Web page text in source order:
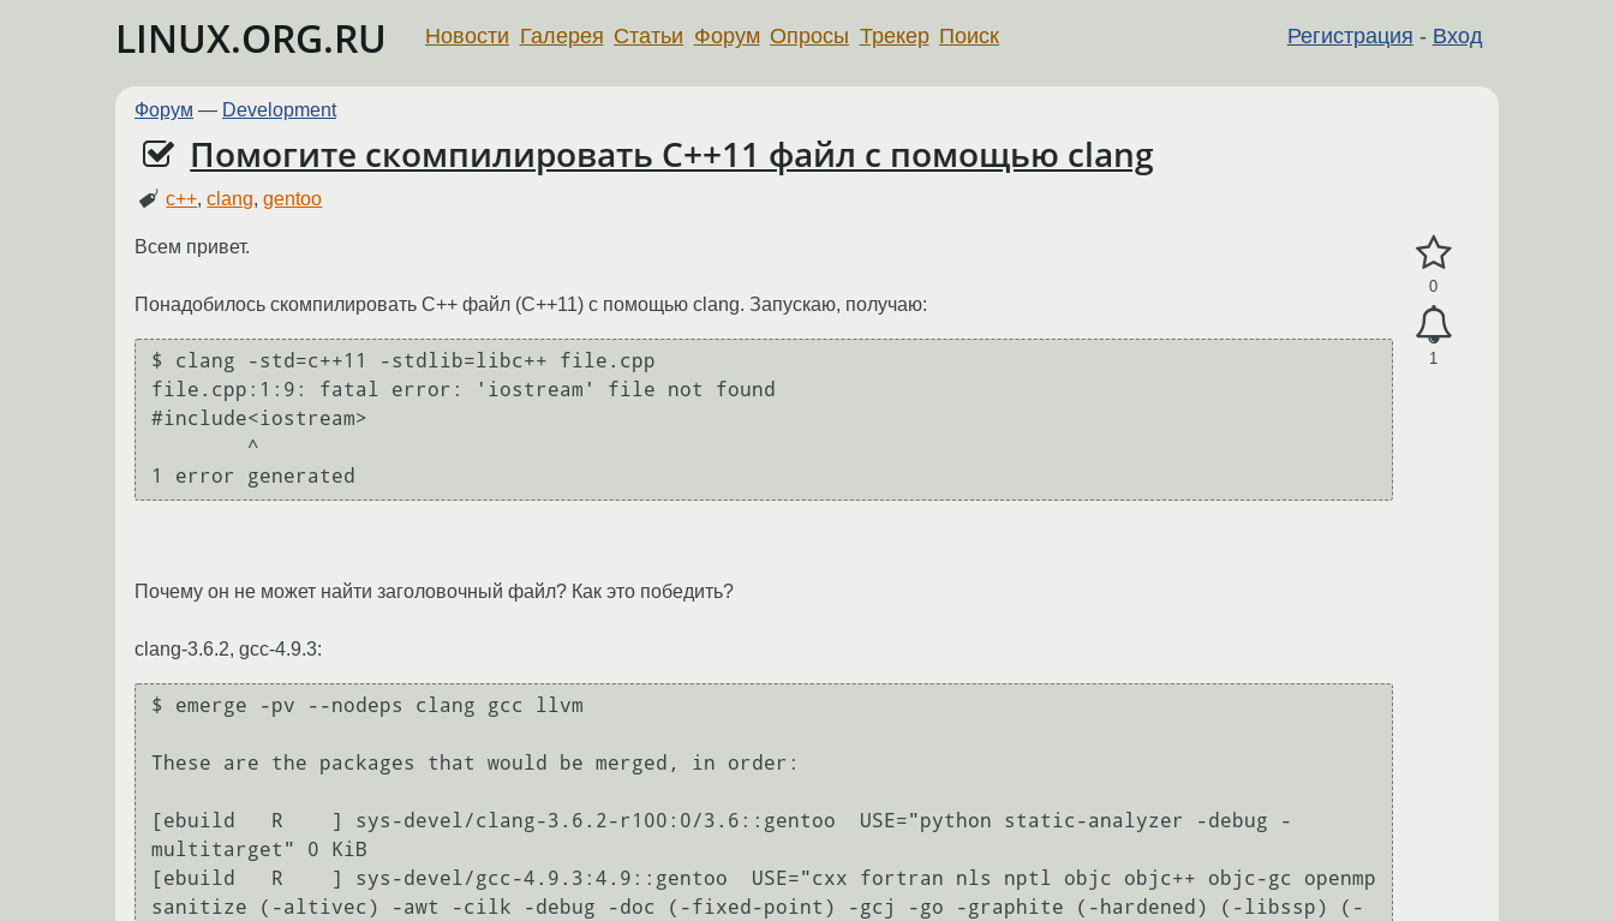
LINUX.ORG.RU Регистрация - Вход
Новости Галерея Статьи Форум Опросы Трекер Поиск
Форум — Development
Помогите скомпилировать С++11 файл с помощью clang
c++,clang,gentoo
0
1
Всем привет.
Понадобилось скомпилировать С++ файл (С++11) с помощью clang. Запускаю, получаю:
$ clang -std=c++11 -stdlib=libc++ file.cpp
file.cpp:1:9: fatal error: 'iostream' file not found
#include<iostream>
Почему он не может найти заголовочный файл? Как это победить?
clang-3.6.2, gcc-4.9.3:
$ emerge -pv --nodeps clang gcc llvm
These are the packages that would be merged, in order:
[ebuild   R    ] sys-devel/clang-3.6.2-r100:0/3.6::gentoo  USE="python static-analyzer -debug -
multitarget" 0 KiB
[ebuild   R    ] sys-devel/gcc-4.9.3:4.9::gentoo  USE="cxx fortran nls nptl objc objc++ objc-gc openmp
sanitize (-altivec) -awt -cilk -debug -doc (-fixed-point) -gcj -go -graphite (-hardened) (-libssp) (-